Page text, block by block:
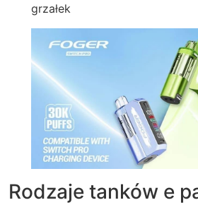
grzałek
Rodzaje tanków e